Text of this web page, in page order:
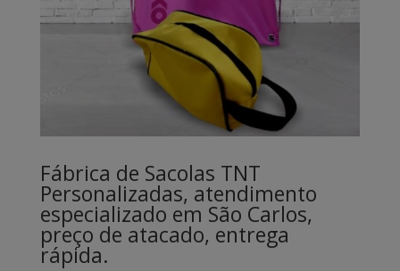
Fábrica de Sacolas TNT
Personalizadas, atendimento
especializado em São Carlos,
preço de atacado, entrega
rápida.